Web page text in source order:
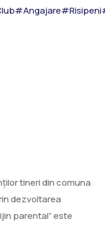
#Angajare#Risipeni
tineri din comuna
dezvoltarea
parental” este